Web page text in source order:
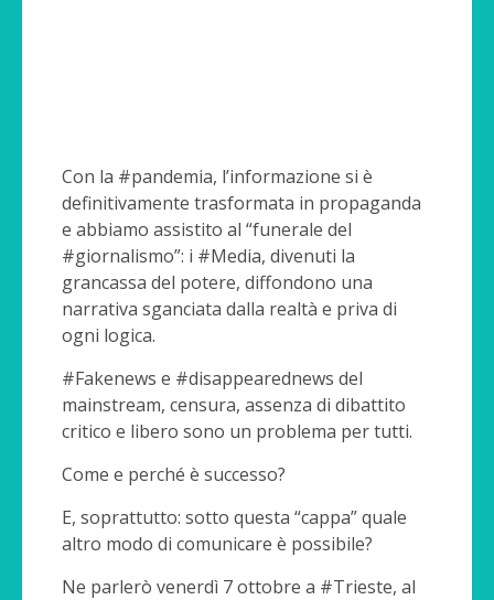
Con la #pandemia, l’informazione si è
definitivamente trasformata in propaganda
e abbiamo assistito al “funerale del
#giornalismo”: i #Media, divenuti la
grancassa del potere, diffondono una
narrativa sganciata dalla realtà e priva di
ogni logica.
#Fakenews e #disappearednews del
mainstream, censura, assenza di dibattito
critico e libero sono un problema per tutti.
Come e perché è successo?
E, soprattutto: sotto questa “cappa” quale
altro modo di comunicare è possibile?
Ne parlerò venerdì 7 ottobre a #Trieste, al